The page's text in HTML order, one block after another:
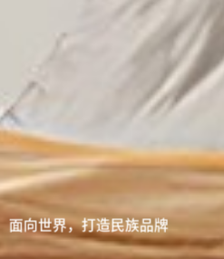
面向世界，打造民族品牌